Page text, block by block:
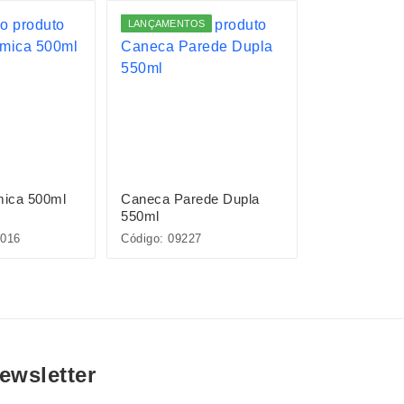
500ml
LANÇAMENTOS
Caneca Parede Dupla
550ml
Código: 09227